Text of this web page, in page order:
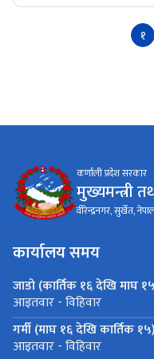
१
कर्णाली प्रदेश सरकार
मुख्यमन्त्री
वीरेन्द्रनगर, सुर्खेत,
कार्यालय समय
जाडो (कार्तिक १६ देखि माघ
आइतवार - विहिवार
गर्मी (माघ १६ देखि कार्तिक १५)
आइतवार - विहिवार